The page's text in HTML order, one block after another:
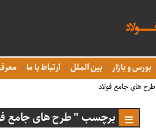
بورس و بازار بین الملل ارتباط با ما
طرح های جامع فولاد
برچسب " طرح های جامع